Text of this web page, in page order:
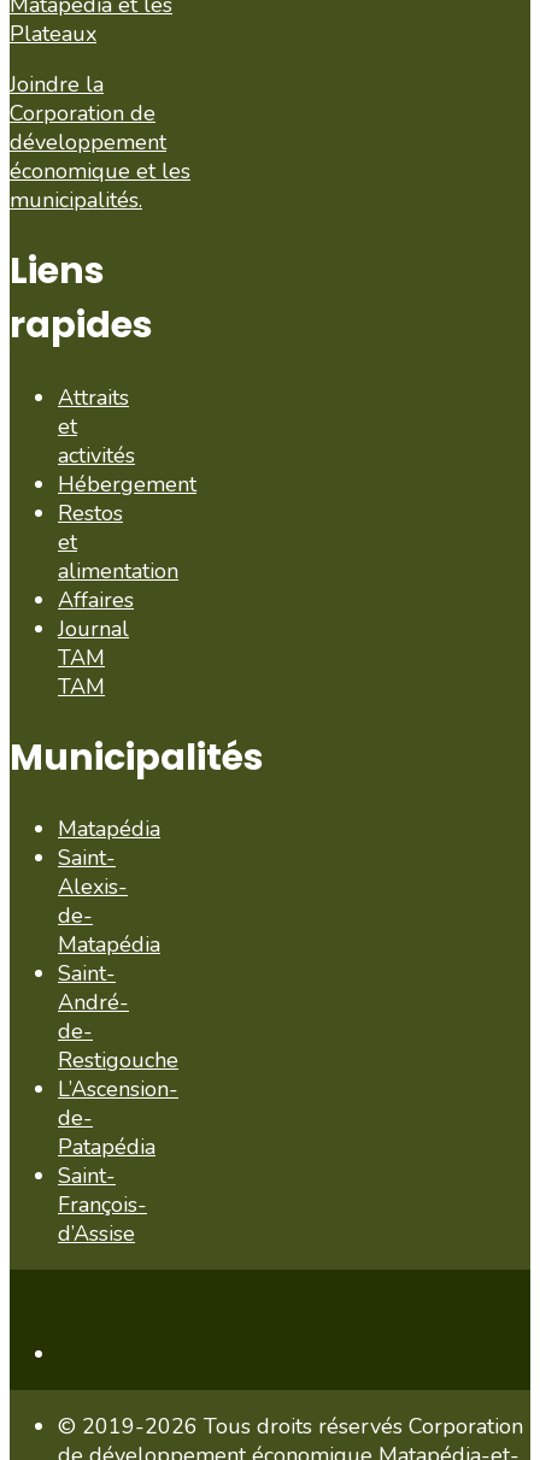
Joindre la
Corporation de
développement
économique et les
municipalités.
Liens
rapides
Attraits
et
activités
Hébergement
Restos
et
alimentation
Affaires
Journal
TAM
TAM
Municipalités
Matapédia
Saint-
Alexis-
de-
Matapédia
Saint-
André-
de-
Restigouche
L’Ascension-
de-
Patapédia
Saint-
François-
d’Assise
© 2019-2026 Tous droits réservés Corporation